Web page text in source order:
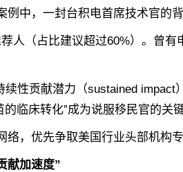
中，一封台积电首席技术官的
（占比建议超过60%）。曾有
贡献潜力（sustained impact
临床转化”成为说服移民官的关键
优先争取美国行业头部机构专
献加速度”